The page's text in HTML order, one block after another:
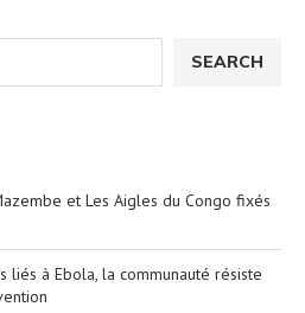
SEARCH
et Les Aigles du Congo fixés
liés à Ebola, la communauté résiste